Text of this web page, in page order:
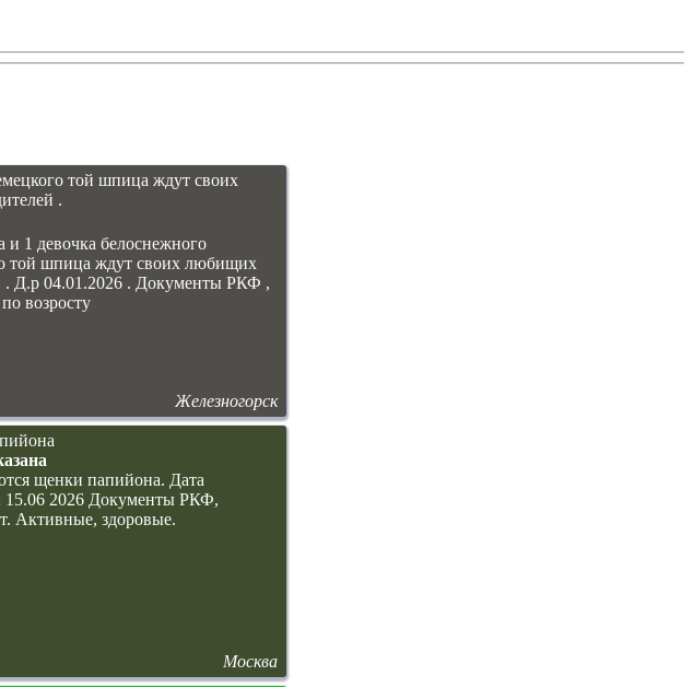
той шпица ждут своих
.
и 1 девочка белоснежного
той шпица ждут своих любищих
. Д.р 04.01.2026 . Документы РКФ ,
возросту
Железногорск
щенки папийона. Дата
15.06 2026 Документы РКФ,
Активные, здоровые.
Москва